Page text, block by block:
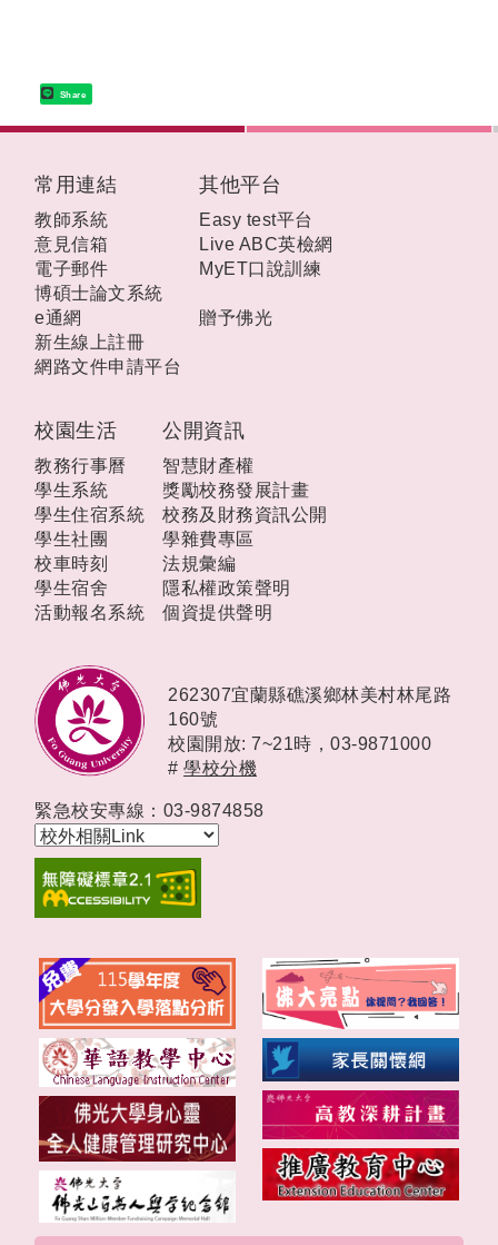
Share
校園生活
教務行事曆
學生系統
學生住宿系統
學生社團
校車時刻
學生宿舍
活動報名系統
公開資訊
智慧財產權
獎勵校務發展計畫
校務及財務資訊公開
學雜費專區
法規彙編
隱私權政策聲明
個資提供聲明
常用連結
教師系統
意見信箱
電子郵件
博碩士論文系統
e通網
新生線上註冊
網路文件申請平台
其他平台
Easy test平台
Live ABC英檢網
MyET口說訓練
贈予佛光
262307宜蘭縣礁溪鄉林美村林尾路
160號
校園開放: 7~21時， 03-9871000
# 學校分機
緊急校安專線：03-9874858